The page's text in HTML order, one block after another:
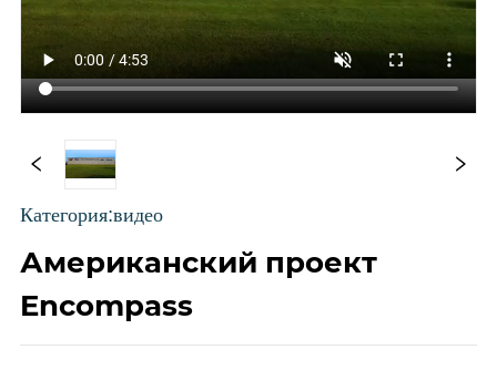
Категория:видео
Американский проект
Encompass